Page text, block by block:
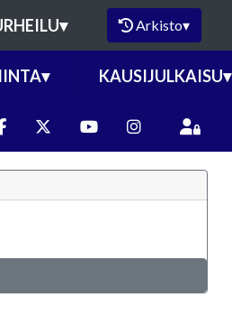
▾ Arkisto▾
▾ KAUSIJULKAISU▾